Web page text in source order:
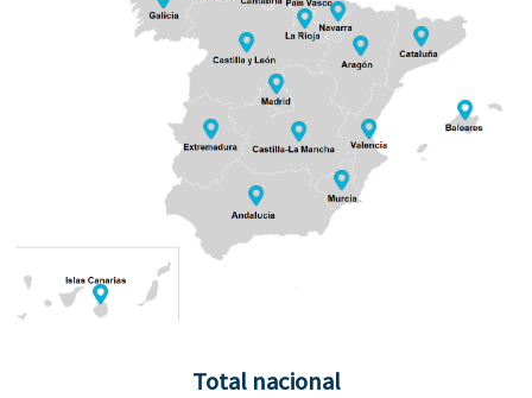
Total nacional